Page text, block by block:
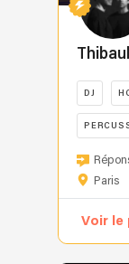
DJ
Pourquoi
nous
Paris
Voir le